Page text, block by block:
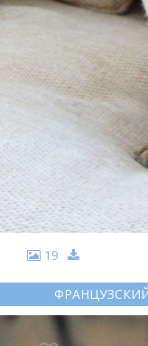
19